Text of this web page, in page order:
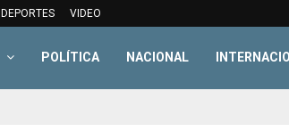
DEPORTES VIDEO
POLÍTICA NACIONAL